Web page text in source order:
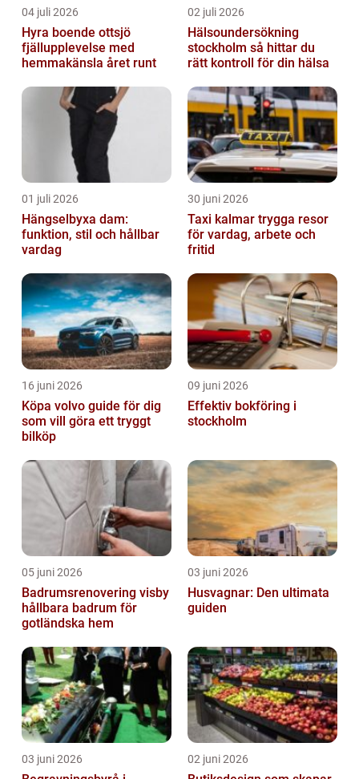
04 juli 2026
Hyra boende ottsjö
fjällupplevelse med
hemmakänsla året runt
02 juli 2026
Hälsoundersökning
stockholm så hittar du
rätt kontroll för din hälsa
01 juli 2026
Hängselbyxa dam:
funktion, stil och hållbar
vardag
30 juni 2026
Taxi kalmar trygga resor
för vardag, arbete och
fritid
16 juni 2026
Köpa volvo guide för dig
som vill göra ett tryggt
bilköp
09 juni 2026
Effektiv bokföring i
stockholm
05 juni 2026
Badrumsrenovering visby
hållbara badrum för
gotländska hem
03 juni 2026
Husvagnar: Den ultimata
guiden
03 juni 2026 02 juni 2026